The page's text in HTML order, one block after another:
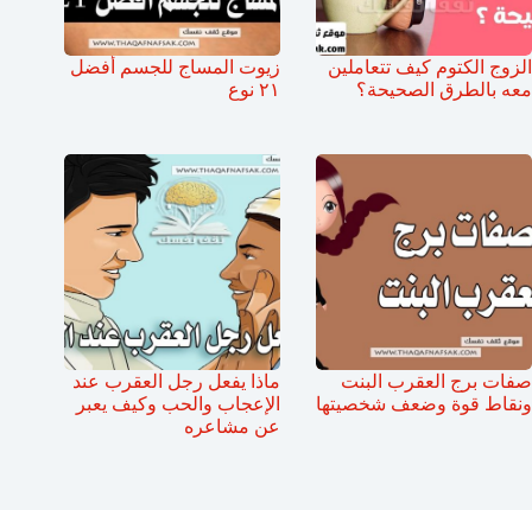
الزوج الكتوم كيف تتعاملين
معه بالطرق الصحيحة؟
زيوت المساج للجسم أفضل
٢١ نوع
صفات برج العقرب البنت
ونقاط قوة وضعف شخصيتها
ماذا يفعل رجل العقرب عند
الإعجاب والحب وكيف يعبر
عن مشاعره